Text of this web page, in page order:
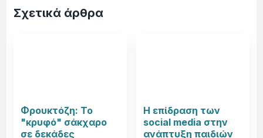
Σχετικά άρθρα
Φρουκτόζη: Το
"κρυφό" σάκχαρο
σε δεκάδες
Η επίδραση των
social media στην
ανάπτυξη παιδιών